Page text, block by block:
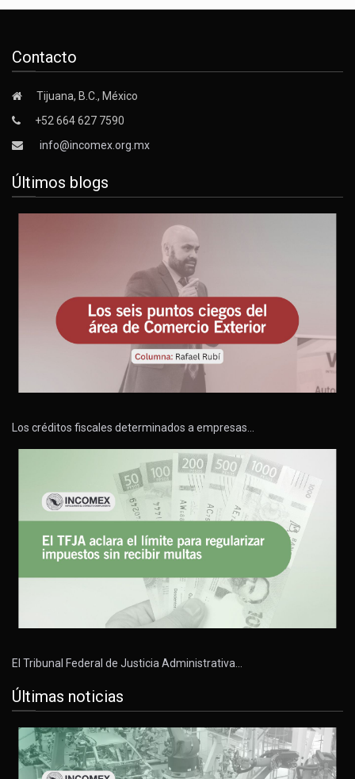
Contacto
Tijuana, B.C., México
+52 664 627 7590
info@incomex.org.mx
Últimos blogs
Los créditos fiscales determinados a empresas…
El Tribunal Federal de Justicia Administrativa…
Últimas noticias